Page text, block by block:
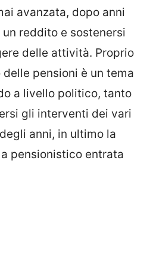
avanzata, dopo anni
reddito e sostenersi
delle attività. Proprio
pensioni è un tema
a livello politico, tanto
gli interventi dei vari
anni, in ultimo la
pensionistico entrata